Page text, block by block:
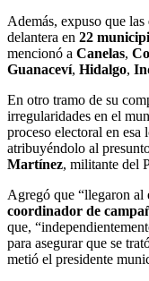
Además, expuso que las
delantera en 22
mencionó a Canelas,
Guanaceví, Hidalgo,
En otro tramo de su
irregularidades en el
proceso electoral en esa
atribuyéndolo al
Martínez, militante del
Agregó que “llegaron al
coordinador de
que,
para asegurar que se
metió el presidente